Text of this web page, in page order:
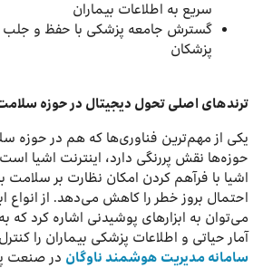
سریع به اطلاعات بیماران
گسترش جامعه پزشکی با حفظ و جلب
پزشکان
ترندهای اصلی تحول دیجیتال در حوزه
یکی از مهم‌ترین فناوری‌ها که هم در حوزه
حوزه‌ها نقش پررنگی دارد، اینترنت اشیا
اشیا با فرآهم کردن امکان نظارت بر سلامت
احتمال بروز خطر را کاهش می‌دهد. از انواع
می‌توان به ابزارهای پوشیدنی اشاره کرد که
آمار حیاتی و اطلاعات پزشکی بیماران را
سامانه مدیریت هوشمند ناوگان در صنعت